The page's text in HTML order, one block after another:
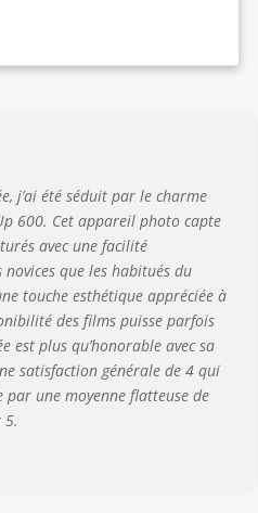
j’ai été séduit par le charme
600. Cet appareil photo capte
avec une facilité
que les habitués du
touche esthétique appréciée à
des films puisse parfois
est plus qu’honorable avec sa
satisfaction générale de 4 qui
par une moyenne flatteuse de
5.